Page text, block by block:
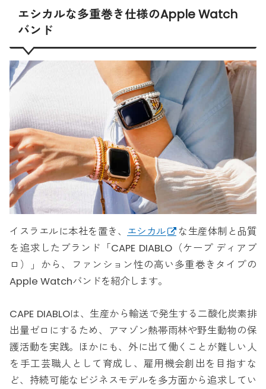
エシカルな多重巻き仕様のApple Watch
バンド
イスラエルに本社を置き、 エシカル
な生産体制と品質
を追求したブランド「CAPE DIABLO（ケープ ディアブ
ロ）」から、ファンション性の高い多重巻きタイプの
Apple Watchバンドを紹介します。
CAPE DIABLOは、生産から輸送で発生する二酸化炭素排
出量ゼロにするため、アマゾン熱帯雨林や野生動物の保
護活動を実践。ほかにも、外に出て働くことが難しい人
を手工芸職人として育成し、雇用機会創出を目指すな
ど、持続可能なビジネスモデルを多方面から追求してい